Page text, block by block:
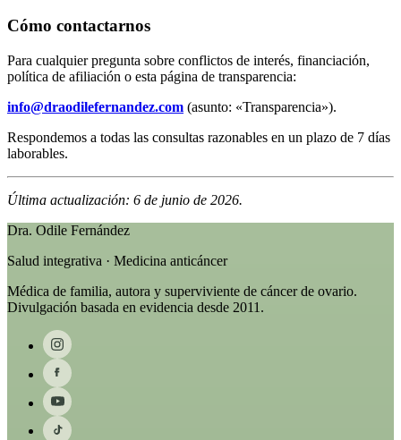
Cómo contactarnos
Para cualquier pregunta sobre conflictos de interés, financiación,
política de afiliación o esta página de transparencia:
info@draodilefernandez.com (asunto: «Transparencia»).
Respondemos a todas las consultas razonables en un plazo de 7 días
laborables.
Última actualización: 6 de junio de 2026.
Dra. Odile Fernández
Salud integrativa · Medicina anticáncer
Médica de familia, autora y superviviente de cáncer de ovario.
Divulgación basada en evidencia desde 2011.